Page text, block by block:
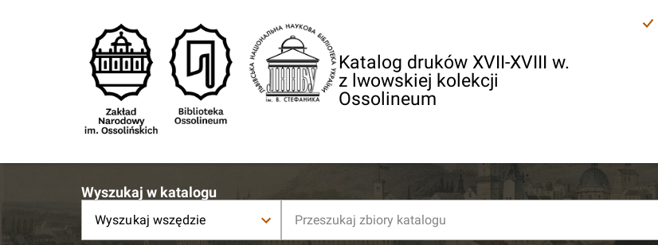
Katalog druków XVII-XVIII w.
z lwowskiej kolekcji
Ossolineum
Wyszukaj w katalogu
Wyszukaj wszędzie